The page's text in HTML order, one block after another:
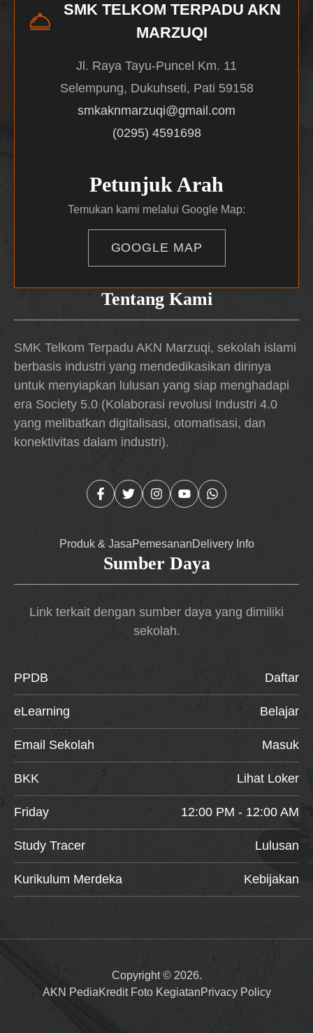
Tentang Kami
SMK Telkom Terpadu AKN Marzuqi, sekolah islami
berbasis industri yang mendedikasikan dirinya
untuk menyiapkan lulusan yang siap menghadapi
era Society 5.0 (Kolaborasi revolusi Industri 4.0
yang melibatkan digitalisasi, otomatisasi, dan
konektivitas dalam industri).
Produk & JasaPemesananDelivery Info
SMK TELKOM TERPADU AKN
MARZUQI
Jl. Raya Tayu-Puncel Km. 11
Selempung, Dukuhseti, Pati 59158
smkaknmarzuqi@gmail.com
(0295) 4591698
Petunjuk Arah
Temukan kami melalui Google Map:
GOOGLE MAP
Sumber Daya
Link terkait dengan sumber daya yang dimiliki
sekolah.
PPDB Daftar
eLearning Belajar
Email Sekolah Masuk
BKK Lihat Loker
Friday 12:00 PM - 12:00 AM
Study Tracer Lulusan
Kurikulum Merdeka Kebijakan
Copyright © 2026.
AKN PediaKredit Foto KegiatanPrivacy Policy